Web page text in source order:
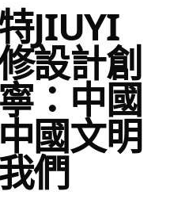
JIUYI
設計創
：中國
國文明
們